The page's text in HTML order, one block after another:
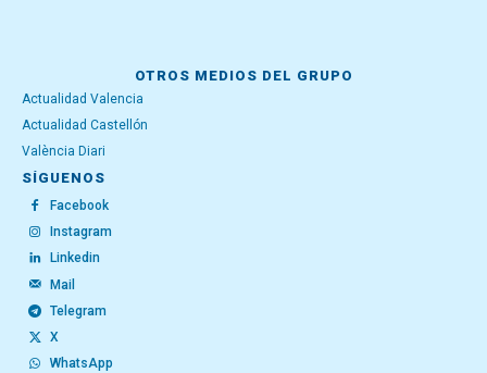
OTROS MEDIOS DEL GRUPO
Actualidad Valencia
Actualidad Castellón
València Diari
SÍGUENOS
Facebook
Instagram
Linkedin
Mail
Telegram
X
WhatsApp